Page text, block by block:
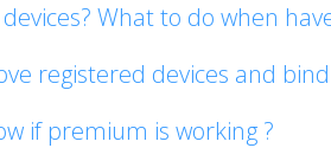
What to do when
registered devices and
if premium is working ?